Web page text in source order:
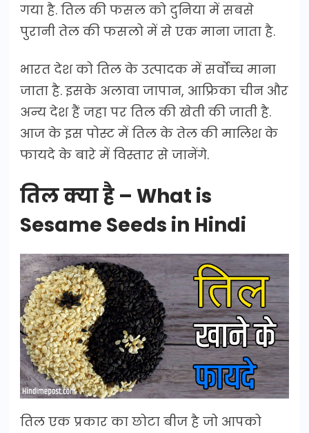
गया है. तिल की फसल को दुनिया में सबसे
पुरानी तेल की फसलो में से एक माना जाता है.
भारत देश को तिल के उत्पादक में सर्वोच्च माना
जाता है. इसके अलावा जापान, आफ्रिका चीन और
अन्य देश हैं जहा पर तिल की खेती की जाती है.
आज के इस पोस्ट में तिल के तेल की मालिश के
फायदे के बारे में विस्तार से जानेंगे.
तिल क्या है – What is
Sesame Seeds in Hindi
तिल एक प्रकार का छोटा बीज है जो आपको